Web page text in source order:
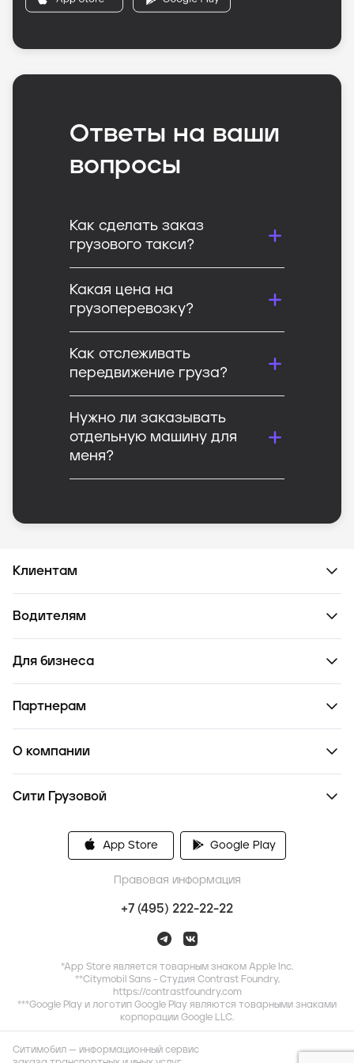
Ответы на ваши
вопросы
Как сделать заказ
грузового такси?
Какая цена на
грузоперевозку?
Как отслеживать
передвижение груза?
Нужно ли заказывать
отдельную машину для
меня?
Клиентам
Водителям
Для бизнеса
Партнерам
О компании
Сити Грузовой
App Store Google Play
Правовая информация
+7 (495) 222-22-22
*App Store является товарным знаком Apple Inc.
**Citymobil Sans - Студия Contrast Foundry,
https://contrastfoundry.com
***Google Play и логотип Google Play являются товарными знаками
корпорации Google LLC.
Ситимобил — информационный сервис